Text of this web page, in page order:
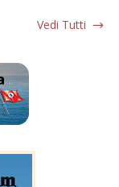
Vedi Tutti